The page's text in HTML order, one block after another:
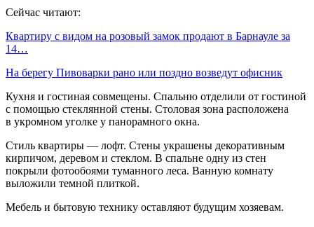
Сейчас читают:
Квартиру с видом на розовый замок продают в Барнауле за
14…
На берегу Пивоварки рано или поздно возведут офисник
Кухня и гостиная совмещены. Спальню отделили от гостиной
с помощью стеклянной стены. Столовая зона расположена
в укромном уголке у панорамного окна.
Стиль квартиры — лофт. Стены украшены декоративным
кирпичом, деревом и стеклом. В спальне одну из стен
покрыли фотообоями туманного леса. Ванную комнату
выложили темной плиткой.
Мебель и бытовую технику оставляют будущим хозяевам.